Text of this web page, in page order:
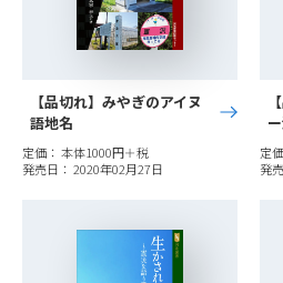
【品切れ】みやぎのアイヌ
語地名
定価： 本体1000円＋税
発売日： 2020年02月27日
定
発